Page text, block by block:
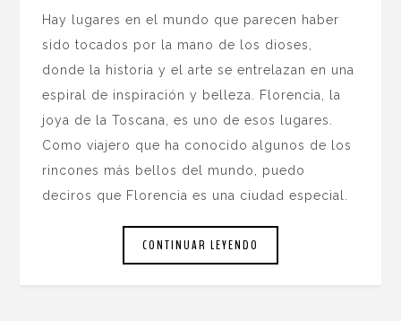
Hay lugares en el mundo que parecen haber
sido tocados por la mano de los dioses,
donde la historia y el arte se entrelazan en una
espiral de inspiración y belleza. Florencia, la
joya de la Toscana, es uno de esos lugares.
Como viajero que ha conocido algunos de los
rincones más bellos del mundo, puedo
deciros que Florencia es una ciudad especial.
CONTINUAR LEYENDO